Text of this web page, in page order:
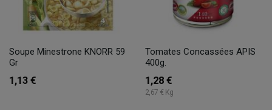
Soupe Minestrone KNORR 59
Gr
1,13 €
Tomates Concassées APIS
400g.
1,28 €
2,67 € Kg